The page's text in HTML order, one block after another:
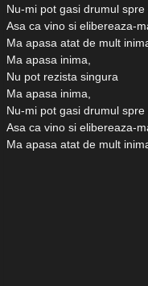
Nu-mi pot gasi drumul spre
Asa ca vino si elibereaza-
Ma apasa atat de mult
Ma apasa inima,
Nu pot rezista singura
Ma apasa inima,
Nu-mi pot gasi drumul spre
Asa ca vino si elibereaza-
Ma apasa atat de mult